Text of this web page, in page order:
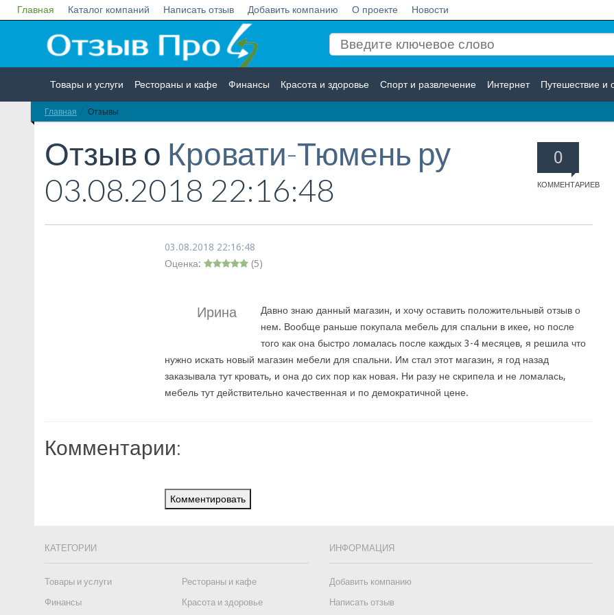
Главная Каталог компаний Написать отзыв Добавить компанию О проекте Новости
Товары и услуги Рестораны и кафе Финансы Красота и здоровье Спорт и развлечение Интернет Путешествие и
Недвижимость
Главная Отзывы
0
КОММЕНТАРИЕВ
Отзыв о Кровати-Тюмень ру
03.08.2018 22:16:48
03.08.2018 22:16:48
Оценка:
(5)
Ирина
Давно знаю данный магазин, и хочу оставить положительнывй отзыв о
нем. Вообще раньше покупала мебель для спальни в икее, но после
того как она быстро ломалась после каждых 3-4 месяцев, я решила что
нужно искать новый магазин мебели для спальни. Им стал этот магазин, я год назад
заказывала тут кровать, и она до сих пор как новая. Ни разу не скрипела и не ломалась,
мебель тут действительно качественная и по демократичной цене.
Комментарии:
Комментировать
КАТЕГОРИИ
Товары и услуги
Рестораны и кафе
Финансы
Красота и здоровье
ИНФОРМАЦИЯ
Добавить компанию
Написать отзыв